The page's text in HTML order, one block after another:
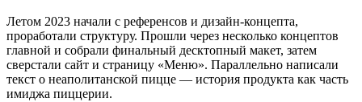
Летом 2023 начали с референсов и дизайн-концепта,
проработали структуру. Прошли через несколько концептов
главной и собрали финальный десктопный макет, затем
сверстали сайт и страницу «Меню». Параллельно написали
текст о неаполитанской пицце — история продукта как часть
имиджа пиццерии.